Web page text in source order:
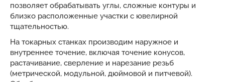
позволяет обрабатывать углы, сложные контуры и
близко расположенные участки с ювелирной
тщательностью.
На токарных станках производим наружное и
внутреннее точение, включая точение конусов,
растачивание, сверление и нарезание резьб
(метрической, модульной, дюймовой и питчевой).